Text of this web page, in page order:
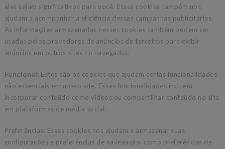
eles sejam significativos para você. Esses cookies também nos
ajudam a acompanhar a eficiência dessas campanhas publicitárias.
As informações armazenadas nesses cookies também podem ser
usadas pelos provedores de anúncios de terceiros para exibir
anúncios em outros sites no navegador.
Funcional: Estes são os cookies que ajudam certas funcionalidades
não essenciais em nosso site. Essas funcionalidades incluem
incorporar conteúdo como vídeos ou compartilhar conteúdo no site
em plataformas de média social.
Preferências: Esses cookies nos ajudam a armazenar suas
configurações e preferências de navegação, como preferências de